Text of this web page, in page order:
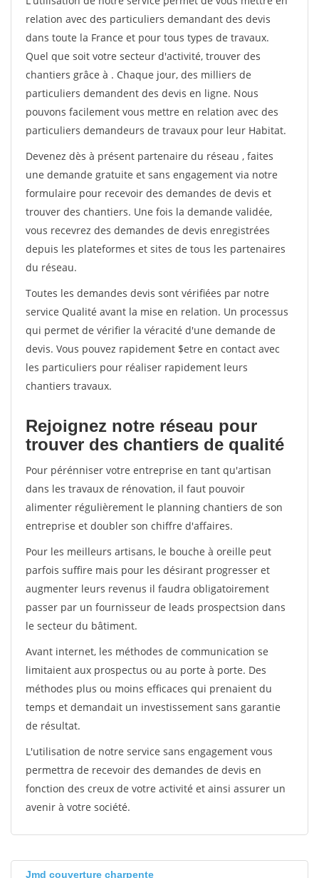
relation avec des particuliers demandant des devis
dans toute la France et pour tous types de travaux.
Quel que soit votre secteur d'activité, trouver des
chantiers grâce à . Chaque jour, des milliers de
particuliers demandent des devis en ligne. Nous
pouvons facilement vous mettre en relation avec des
particuliers demandeurs de travaux pour leur Habitat.
Devenez dès à présent partenaire du réseau , faites
une demande gratuite et sans engagement via notre
formulaire pour recevoir des demandes de devis et
trouver des chantiers. Une fois la demande validée,
vous recevrez des demandes de devis enregistrées
depuis les plateformes et sites de tous les partenaires
du réseau.
Toutes les demandes devis sont vérifiées par notre
service Qualité avant la mise en relation. Un processus
qui permet de vérifier la véracité d'une demande de
devis. Vous pouvez rapidement $etre en contact avec
les particuliers pour réaliser rapidement leurs
chantiers travaux.
Rejoignez notre réseau pour
trouver des chantiers de qualité
Pour pérénniser votre entreprise en tant qu'artisan
dans les travaux de rénovation, il faut pouvoir
alimenter régulièrement le planning chantiers de son
entreprise et doubler son chiffre d'affaires.
Pour les meilleurs artisans, le bouche à oreille peut
parfois suffire mais pour les désirant progresser et
augmenter leurs revenus il faudra obligatoirement
passer par un fournisseur de leads prospectsion dans
le secteur du bâtiment.
Avant internet, les méthodes de communication se
limitaient aux prospectus ou au porte à porte. Des
méthodes plus ou moins efficaces qui prenaient du
temps et demandait un investissement sans garantie
de résultat.
L'utilisation de notre service sans engagement vous
permettra de recevoir des demandes de devis en
fonction des creux de votre activité et ainsi assurer un
avenir à votre société.
Jmd couverture charpente